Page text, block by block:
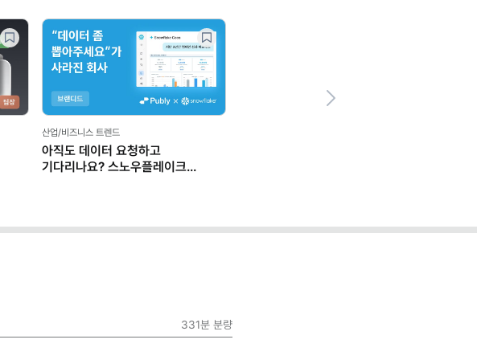
산업/비즈니스 트렌드
아직도 데이터 요청하고
기다리나요? 스노우플레이크
331분 분량